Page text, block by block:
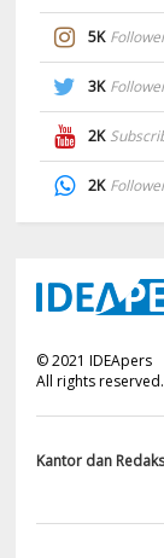
5K
3K
2K
2K
©2021 IDEApers
All rights reserved.
Kantor dan